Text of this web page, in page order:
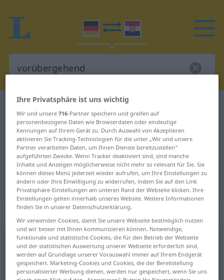
Deutsch-Kroatisch Wörterbuch
Deutsch-Kroatisch Übersetzung für
"vorübergehend"
"vorübergehend" Kroatisch
Übersetzung
„vorübergehend“: Adjektiv
vorübergehendadj
Übersicht aller Übersetzungen
(Für mehr Details die Übersetzung anklicken/antippen)
Ihre Privatsphäre ist uns wichtig
Wir und unsere716-Partner speichern und greifen auf
personenbezogene Daten wie Browserdaten oder eindeutige
Kennungen auf Ihrem Gerät zu. Durch Auswahl von Akzeptieren
aktivieren Sie Tracking-Technologien für die unter „Wir und unsere
Partner verarbeiten Daten, um Ihnen Dienste bereitzustellen“
aufgeführten Zwecke. Wenn Tracker deaktiviert sind, sind manche
Inhalte und Anzeigen möglicherweise nicht mehr so relevant für Sie. Sie
können dieses Menü jederzeit wieder aufrufen, um Ihre Einstellungen zu
ändern oder Ihre Einwilligung zu widerrufen, indem Sie auf den Link
Privatsphäre-Einstellungen am unteren Rand der Webseite klicken. Ihre
Einstellungen gelten innerhalb unseres Website. Weitere Informationen
finden Sie in unserer Datenschutzerklärung.
Wir verwenden Cookies, damit Sie unsere Webseite bestmöglich nutzen
und wir besser mit Ihnen kommunizieren können. Notwendige,
funktionale und statistische Cookies, die für den Betrieb der Webseite
und der statistischen Auswertung unserer Webseite erforderlich sind,
werden auf Grundlage unserer Vorauswahl immer auf Ihrem Endgerät
gespeichert. Marketing-Cookies und Cookies, die der Bereitstellung
personalisierter Werbung dienen, werden nur gespeichert, wenn Sie uns